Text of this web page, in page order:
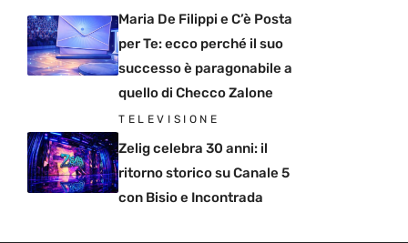
Maria De Filippi e C’è Posta
per Te: ecco perché il suo
successo è paragonabile a
quello di Checco Zalone
TELEVISIONE
Zelig celebra 30 anni: il
ritorno storico su Canale 5
con Bisio e Incontrada